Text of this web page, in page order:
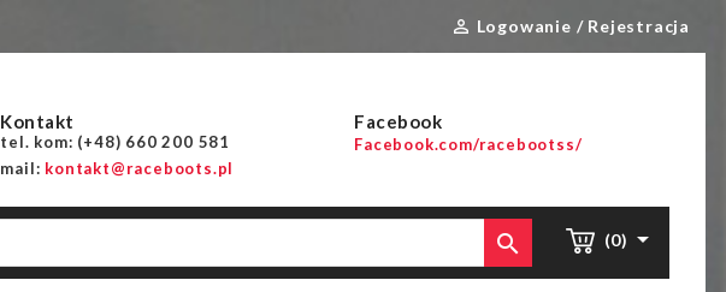
 Logowanie / Rejestracja
Kontakt
tel. kom: (+48) 660 200 581
mail: kontakt@raceboots.pl
Facebook
Facebook.com/racebootss/
(0) 
